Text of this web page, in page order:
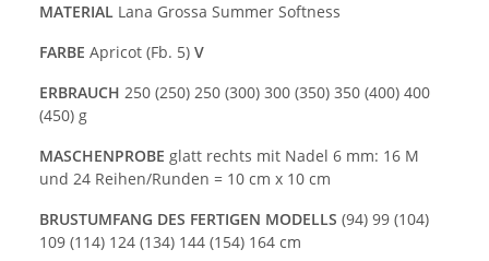
MATERIAL Lana Grossa Summer Softness
FARBE Apricot (Fb. 5) V
ERBRAUCH 250 (250) 250 (300) 300 (350) 350 (400) 400
(450) g
MASCHENPROBE glatt rechts mit Nadel 6 mm: 16 M
und 24 Reihen/Runden = 10 cm x 10 cm
BRUSTUMFANG DES FERTIGEN MODELLS (94) 99 (104)
109 (114) 124 (134) 144 (154) 164 cm